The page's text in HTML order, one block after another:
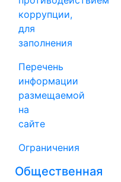
коррупции,
для
заполнения
Перечень
информации
размещаемой
на
сайте
Ограничения
Общественная